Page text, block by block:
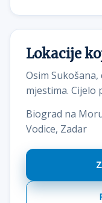
Lokacije
Osim
mjestima. Cijelo
Biograd na
Vodice, Zadar